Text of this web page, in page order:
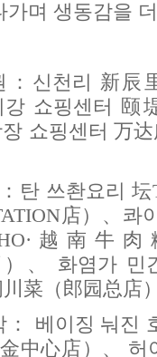
가며 생동감을
：신천리 新辰
쇼핑센터 颐
쇼핑센터 万
탄 쓰촨요리
店）、콰
越南牛
）、 화염가 민
川菜（郎园总店
： 베이징 눠진
中心店）、 허